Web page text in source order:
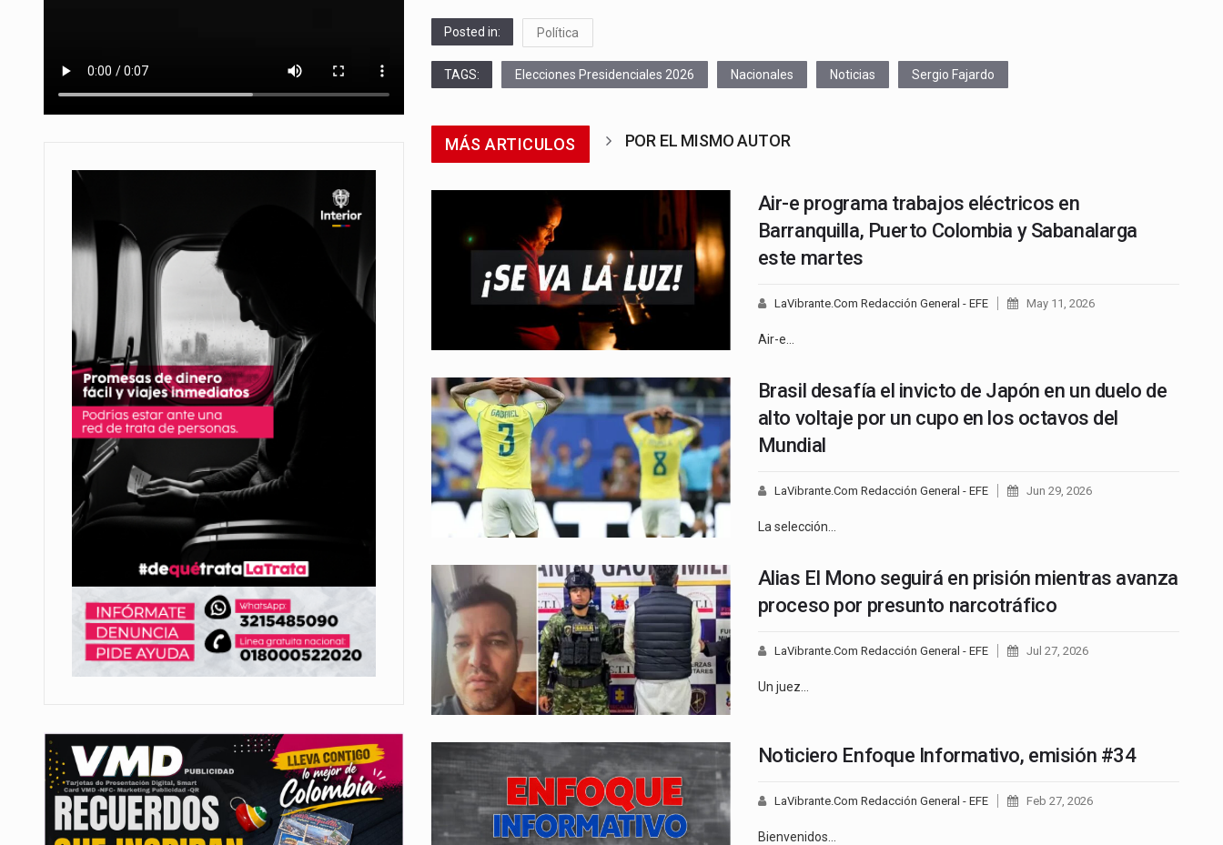
Posted in: Política
TAGS: Elecciones Presidenciales 2026 Nacionales Noticias Sergio Fajardo
MÁS ARTICULOS POR EL MISMO AUTOR
Air-e programa trabajos eléctricos en
Barranquilla, Puerto Colombia y Sabanalarga
este martes
LaVibrante.Com Redacción General - EFE May 11, 2026
Air-e…
Brasil desafía el invicto de Japón en un duelo de
alto voltaje por un cupo en los octavos del
Mundial
LaVibrante.Com Redacción General - EFE Jun 29, 2026
La selección…
Alias El Mono seguirá en prisión mientras avanza
proceso por presunto narcotráfico
LaVibrante.Com Redacción General - EFE Jul 27, 2026
Un juez…
Noticiero Enfoque Informativo, emisión #34
LaVibrante.Com Redacción General - EFE Feb 27, 2026
Bienvenidos…